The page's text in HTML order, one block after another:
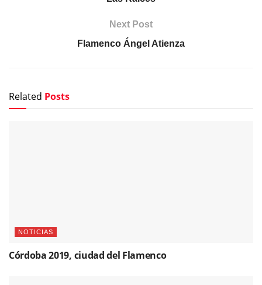
Next Post
Flamenco Ángel Atienza
Related Posts
NOTICIAS
Córdoba 2019, ciudad del Flamenco